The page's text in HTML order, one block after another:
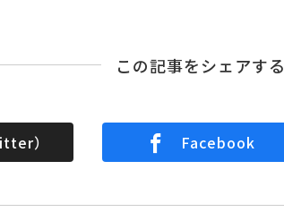
この記事をシェアする
） Facebook